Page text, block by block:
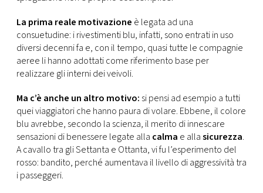
CONSIGLIA
La prima reale motivazione è legata ad una
consuetudine: i rivestimenti blu, infatti, sono entrati in uso
diversi decenni fa e, con il tempo, quasi tutte le compagnie
aeree li hanno adottati come riferimento base per
realizzare gli interni dei veivoli.
Ma c’è anche un altro motivo: si pensi ad esempio a tutti
quei viaggiatori che hanno paura di volare. Ebbene, il colore
blu avrebbe, secondo la scienza, il merito di innescare
sensazioni di benessere legate alla calma e allasicurezza.
A cavallo tra gli Settanta e Ottanta, vi fu l’esperimento del
rosso: bandito, perché aumentava il livello di aggressività tra
i passeggeri.